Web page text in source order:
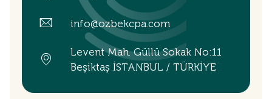
info@ozbekcpa.com
Levent Mah. Güllü Sokak No:11
Beşiktaş İSTANBUL / TÜRKİYE